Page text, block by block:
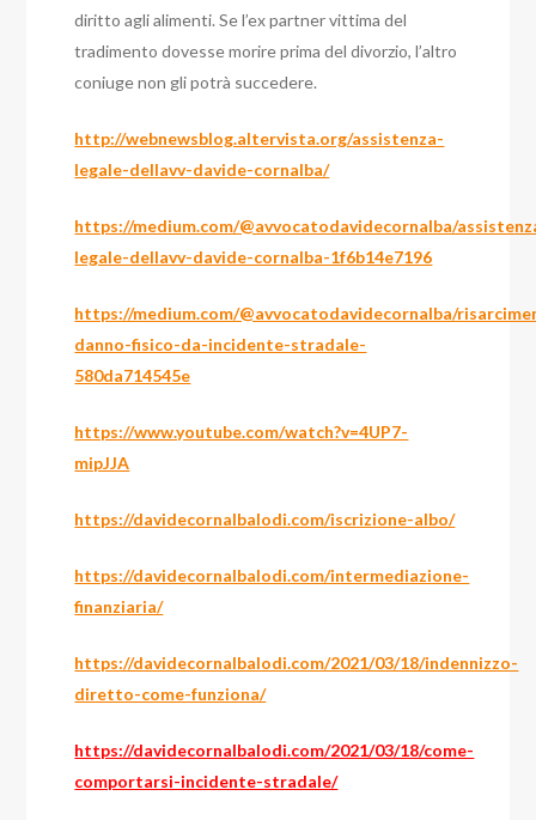
diritto agli alimenti.Se l’ex partner vittima del
tradimento dovesse morire prima del divorzio, l’altro
coniuge non gli potrà succedere.
http://webnewsblog.altervista.org/assistenza-
legale-dellavv-davide-cornalba/
https://medium.com/@avvocatodavidecornalba/
legale-dellavv-davide-cornalba-1f6b14e7196
https://medium.com/@avvocatodavidecornalba/
danno-fisico-da-incidente-stradale-
580da714545e
https://www.youtube.com/watch?v=4UP7-
mipJJA
https://davidecornalbalodi.com/iscrizione-albo/
https://davidecornalbalodi.com/intermediazione-
finanziaria/
https://davidecornalbalodi.com/2021/03/18/indennizzo-
diretto-come-funziona/
https://davidecornalbalodi.com/2021/03/18/come-
comportarsi-incidente-stradale/